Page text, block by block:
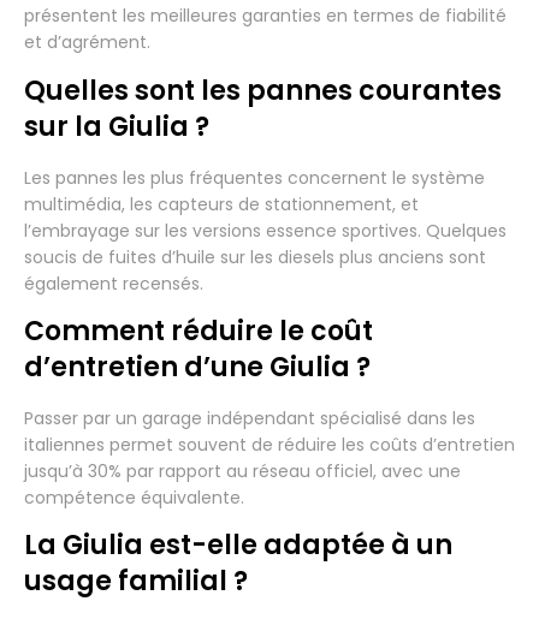
présentent les meilleures garanties en termes de fiabilité
et d’agrément.
Quelles sont les pannes courantes
sur la Giulia ?
Les pannes les plus fréquentes concernent le système
multimédia, les capteurs de stationnement, et
l’embrayage sur les versions essence sportives. Quelques
soucis de fuites d’huile sur les diesels plus anciens sont
également recensés.
Comment réduire le coût
d’entretien d’une Giulia ?
Passer par un garage indépendant spécialisé dans les
italiennes permet souvent de réduire les coûts d’entretien
jusqu’à 30% par rapport au réseau officiel, avec une
compétence équivalente.
La Giulia est-elle adaptée à un
usage familial ?